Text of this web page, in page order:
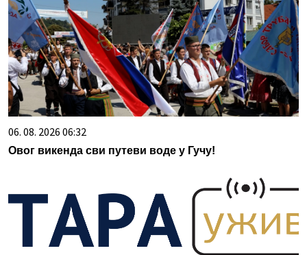
06. 08. 2026 06:32
Овог викенда сви путеви воде у Гучу!